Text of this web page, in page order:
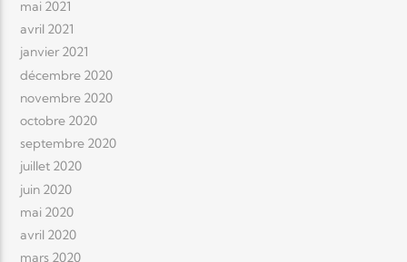
mai 2021
avril 2021
janvier 2021
décembre 2020
novembre 2020
octobre 2020
septembre 2020
juillet 2020
juin 2020
mai 2020
avril 2020
mars 2020